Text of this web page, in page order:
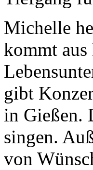
Michelle
kommt
gibt
in Gießen.
singen.
von